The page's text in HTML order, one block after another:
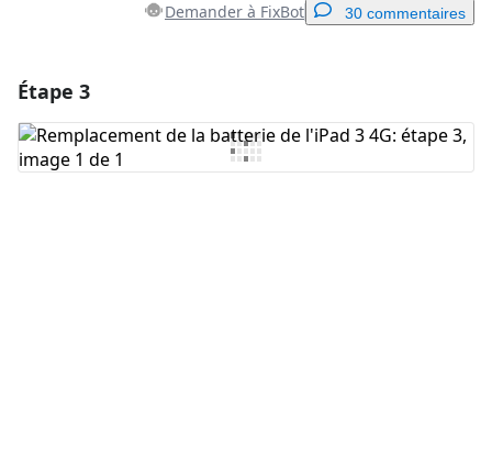
Demander à FixBot 30 commentaires
Ajouter un commentaire
Étape 3